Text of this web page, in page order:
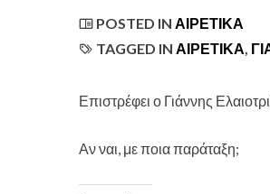
POSTED IN ΑΙΡΕΤΙΚΆ
TAGGED IN ΑΙΡΕΤΙΚΑ,
Επιστρέφει ο Γιάννης
Αν ναι, με ποια παράταξη;